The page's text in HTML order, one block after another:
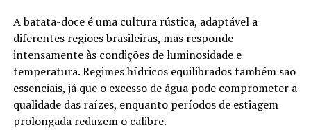
A batata-doce é uma cultura rústica, adaptável a
diferentes regiões brasileiras, mas responde
intensamente às condições de luminosidade e
temperatura. Regimes hídricos equilibrados também são
essenciais, já que o excesso de água pode comprometer a
qualidade das raízes, enquanto períodos de estiagem
prolongada reduzem o calibre.